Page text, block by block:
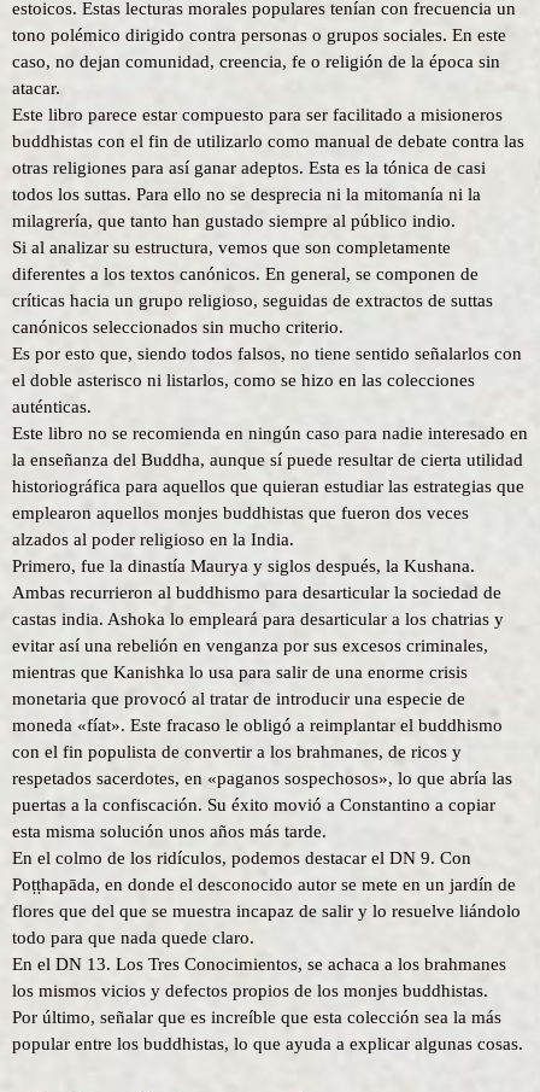
estoicos. Estas lecturas morales populares tenían con frecuencia un
tono polémico dirigido contra personas o grupos sociales. En este
caso, no dejan comunidad, creencia, fe o religión de la época sin
atacar.
Este libro parece estar compuesto para ser facilitado a misioneros
buddhistas con el fin de utilizarlo como manual de debate contra las
otras religiones para así ganar adeptos. Esta es la tónica de casi
todos los suttas. Para ello no se desprecia ni la mitomanía ni la
milagrería, que tanto han gustado siempre al público indio.
Si al analizar su estructura, vemos que son completamente
diferentes a los textos canónicos. En general, se componen de
críticas hacia un grupo religioso, seguidas de extractos de suttas
canónicos seleccionados sin mucho criterio.
Es por esto que, siendo todos falsos, no tiene sentido señalarlos con
el doble asterisco ni listarlos, como se hizo en las colecciones
auténticas.
Este libro no se recomienda en ningún caso para nadie interesado en
la enseñanza del Buddha, aunque sí puede resultar de cierta utilidad
historiográfica para aquellos que quieran estudiar las estrategias que
emplearon aquellos monjes buddhistas que fueron dos veces
alzados al poder religioso en la India.
Primero, fue la dinastía Maurya y siglos después, la Kushana.
Ambas recurrieron al buddhismo para desarticular la sociedad de
castas india. Ashoka lo empleará para desarticular a los chatrias y
evitar así una rebelión en venganza por sus excesos criminales,
mientras que Kanishka lo usa para salir de una enorme crisis
monetaria que provocó al tratar de introducir una especie de
moneda «fíat». Este fracaso le obligó a reimplantar el buddhismo
con el fin populista de convertir a los brahmanes, de ricos y
respetados sacerdotes, en «paganos sospechosos», lo que abría las
puertas a la confiscación. Su éxito movió a Constantino a copiar
esta misma solución unos años más tarde.
En el colmo de los ridículos, podemos destacar el DN 9. Con
Poṭṭhapāda, en donde el desconocido autor se mete en un jardín de
flores que del que se muestra incapaz de salir y lo resuelve liándolo
todo para que nada quede claro.
En el DN 13. Los Tres Conocimientos, se achaca a los brahmanes
los mismos vicios y defectos propios de los monjes buddhistas.
Por último, señalar que es increíble que esta colección sea la más
popular entre los buddhistas, lo que ayuda a explicar algunas cosas.